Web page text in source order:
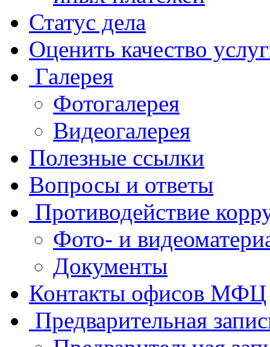
Статус дела
Оценить качество
Галерея
Фотогалерея
Видеогалерея
Полезные ссылки
Вопросы и ответы
Противодействие
Фото- и
Документы
Контакты офисов МФЦ
Предварительная